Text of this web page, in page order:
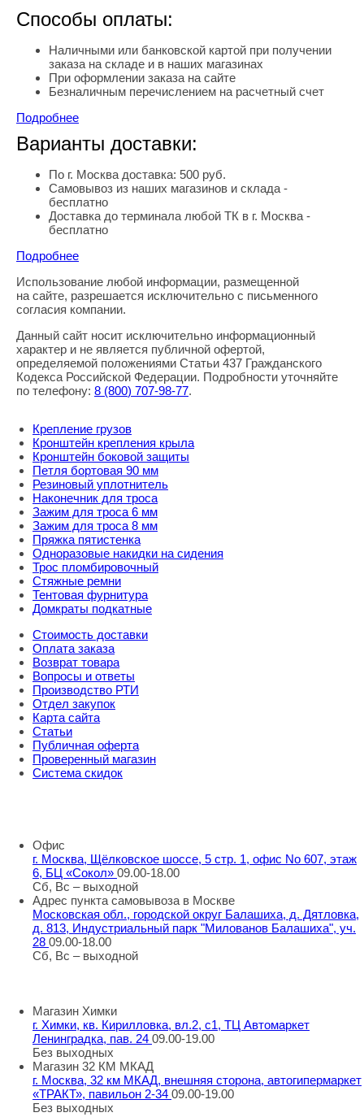
Способы оплаты:
Наличными или банковской картой при получении
заказа на складе и в наших магазинах
При оформлении заказа на сайте
Безналичным перечислением на расчетный счет
Подробнее
Варианты доставки:
По г. Москва доставка: 500 руб.
Самовывоз из наших магазинов и склада -
бесплатно
Доставка до терминала любой ТК в г. Москва -
бесплатно
Подробнее
Правовая информация
Использование любой информации, размещенной
на сайте, разрешается исключительно с письменного
согласия компании.
Данный сайт носит исключительно информационный
характер и не является публичной офертой,
определяемой положениями Статьи 437 Гражданского
Кодекса Российской Федерации. Подробности уточняйте
по телефону: 8 (800) 707-98-77.
Крепление грузов
Кронштейн крепления крыла
Кронштейн боковой защиты
Петля бортовая 90 мм
Резиновый уплотнитель
Наконечник для троса
Зажим для троса 6 мм
Зажим для троса 8 мм
Пряжка пятистенка
Одноразовые накидки на сидения
Трос пломбировочный
Стяжные ремни
Тентовая фурнитура
Домкраты подкатные
Стоимость доставки
Оплата заказа
Возврат товара
Вопросы и ответы
Производство РТИ
Отдел закупок
Карта сайта
Статьи
Публичная оферта
Проверенный магазин
Система скидок
Офис
г. Москва, Щёлковское шоссе, 5 стр. 1, офис No 607, этаж
6, БЦ «Сокол» 09.00-18.00
Сб, Вс – выходной
Адрес пункта самовывоза в Москве
Московская обл., городской округ Балашиха, д. Дятловка,
д. 813, Индустриальный парк "Милованов Балашиха", уч.
28 09.00-18.00
Сб, Вс – выходной
Магазин Химки
г. Химки, кв. Кирилловка, вл.2, с1, ТЦ Автомаркет
Ленинградка, пав. 24 09.00-19.00
Без выходных
Магазин 32 КМ МКАД
г. Москва, 32 км МКАД, внешняя сторона, автогипермаркет
«ТРАКТ», павильон 2-34 09.00-19.00
Без выходных